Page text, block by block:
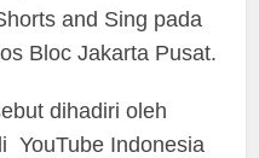
and Sing pada
Bloc Jakarta Pusat.
dihadiri oleh
YouTube Indonesia